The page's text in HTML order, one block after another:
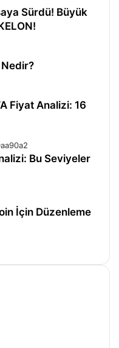
Sürdü! Büyük
Fiyat Analizi: 16
Bu Seviyeler
İçin Düzenleme